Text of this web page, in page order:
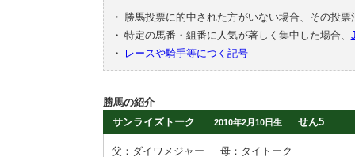
・
勝馬投票に的中された方がいない場合、その投
・ 特定の馬番・組番に人気が著しく集中した場合、
・
レースや騎手等につく記号
勝馬の紹介
サンライズトーク
2010年2月10日生 せん5
父：ダイワメジャー
母：タイトーク